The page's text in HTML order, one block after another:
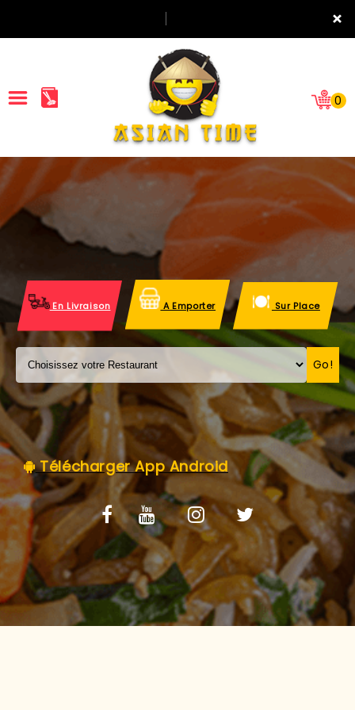
×
ACCUEIL
LA CARTE
VOS AVIS
MENTIONS LÉGALES
C.G.V
0
En Livraison A Emporter Sur Place
Go!
Télécharger App Android